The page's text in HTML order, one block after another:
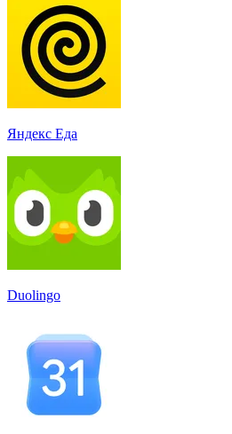
Яндекс Еда
Duolingo